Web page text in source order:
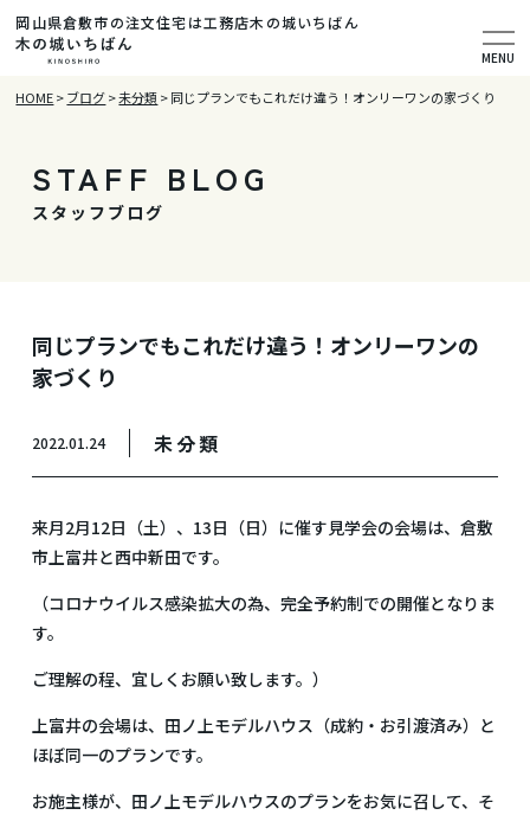
岡山県倉敷市の注文住宅は工務店木の城いちばん
MENU
HOME>ブログ>未分類>同じプランでもこれだけ違う！オンリーワンの家づくり
STAFF BLOG
スタッフブログ
同じプランでもこれだけ違う！オンリーワンの
家づくり
2022.01.24 未分類
来月2月12日（土）、13日（日）に催す見学会の会場は、倉敷
市上富井と西中新田です。
（コロナウイルス感染拡大の為、完全予約制での開催となりま
す。
ご理解の程、宜しくお願い致します。）
上富井の会場は、田ノ上モデルハウス（成約・お引渡済み）と
ほぼ同一のプランです。
お施主様が、田ノ上モデルハウスのプランをお気に召して、そ